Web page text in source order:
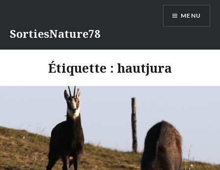
contenu
SortiesNature78
MENU
Étiquette : hautjura